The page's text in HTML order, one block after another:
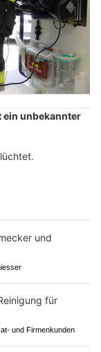
unbekannter
und Firmenkunden